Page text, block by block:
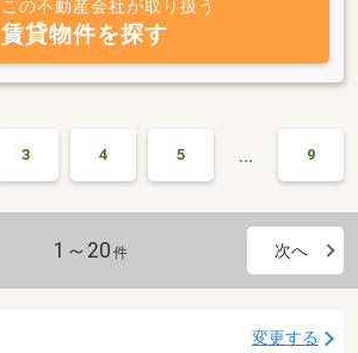
この不動産会社が取り扱う
賃貸物件を探す
3 4 5 … 9
1～20 件 次へ
変更する